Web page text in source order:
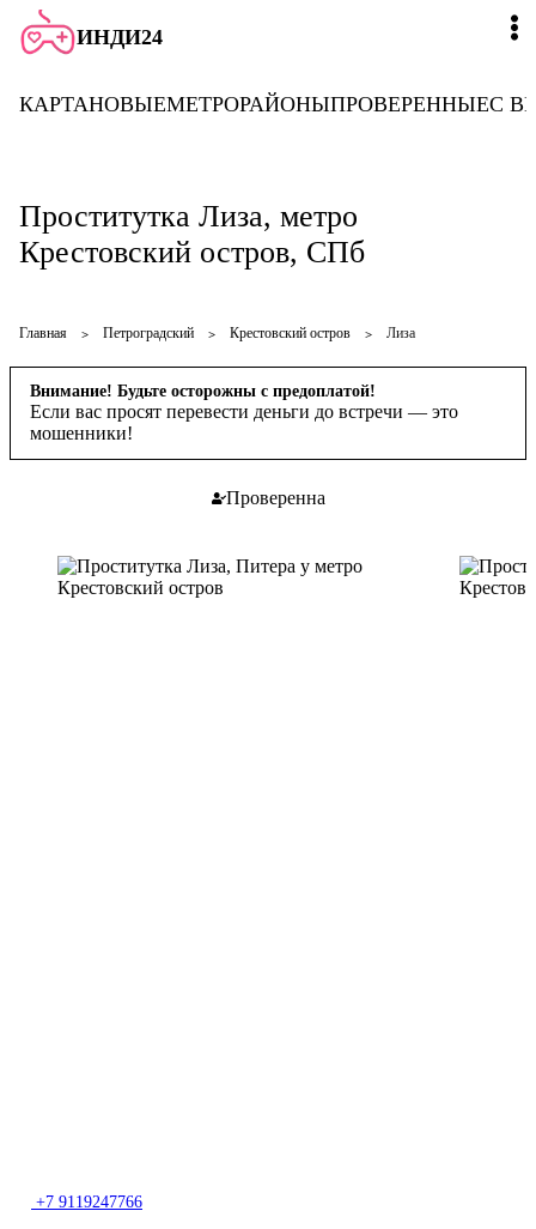
ИНДИ24
КАРТАНОВЫЕМЕТРОРАЙОНЫПРОВЕРЕННЫЕС
Проститутка Лиза, метро
Крестовский остров, СПб
Главная Петроградский Крестовский остров Лиза
Внимание! Будьте осторожны с предоплатой!
Если вас просят перевести деньги до встречи — это
мошенники!
Проверенна
+7 9119247766